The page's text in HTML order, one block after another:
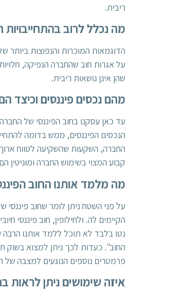
ריבית.
מה נכלל לרוב
הדוגמאות המוכרות והנפוצות ביותר
על אגרות חוב שהחברה הנפיקה,
שהן אינן נושאות ריבית.
מהם נכסים פיננסים וכיצד
עד כאן עסקנו בחוב הפיננסי של
הנכסים הפיננסים, ממש בדומה
החברה, השקעות שהשקיעה לטווח ארוך
קבוע המצוי בשימוש החברה ומוניטין
מה מלמד אותנו החוב
על פני השטח ניתן לומר שחוב פיננסי
הקיימים לה. ולחילופין, חוב פיננסי
נטו בלבד לא תוכל ללמד אותנו
החוב". כעדות לכך ניתן למצוא בשוק
פרמטרים נוספים הנוגעים למצבה של
איזה שימושים ניתן לראות